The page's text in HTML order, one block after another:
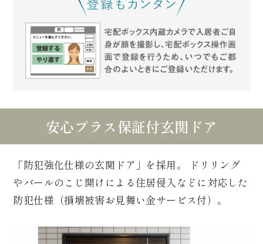
安心プラス保証付玄関ドア
「防犯強化仕様の玄関ドア」を採用。
ドリリング
やバールのこじ開けによる住居侵入などに対応した
防犯仕様（損壊被害お見舞い金サービス付）。